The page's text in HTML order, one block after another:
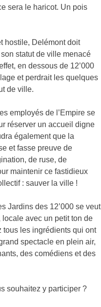
sera le haricot. Un pois
hostile, Delémont doit
statut de ville menacé
en dessous de 12’000
et perdrait les quelques
de ville.
employés de l’Empire se
réserver un accueil digne
également que la
et fasse preuve de
de ruse, de
maintenir ce fastidieux
: sauver la ville !
Jardins des 12’000 se veut
avec un petit ton de
tous les ingrédients qui ont
spectacle en plein air,
des comédiens et des
souhaitez y participer ?